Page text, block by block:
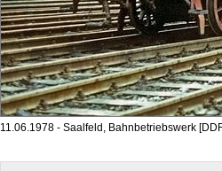
11.06.1978 - Saalfeld, Bahnbetriebswerk